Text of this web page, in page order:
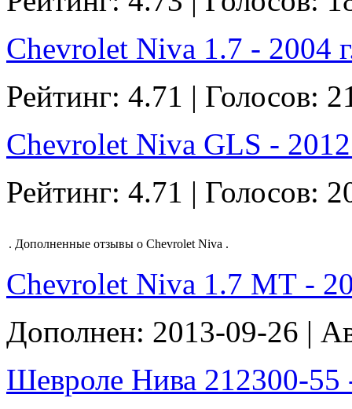
Chevrolet Niva 1.7 - 2004
Рейтинг: 4.71 | Голосов:
Chevrolet Niva GLS - 2012
Рейтинг: 4.71 | Голосов:
. Дополненные отзывы о Chevrolet Niva .
Chevrolet Niva 1.7 МТ -
Дополнен: 2013-09-26 |
Шевроле Нива 212300-55